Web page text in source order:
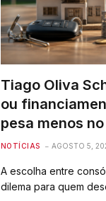
Tiago Oliva
ou
pesa menos
NOTÍCIAS AGOSTO 5,
A escolha entre
dilema para quem